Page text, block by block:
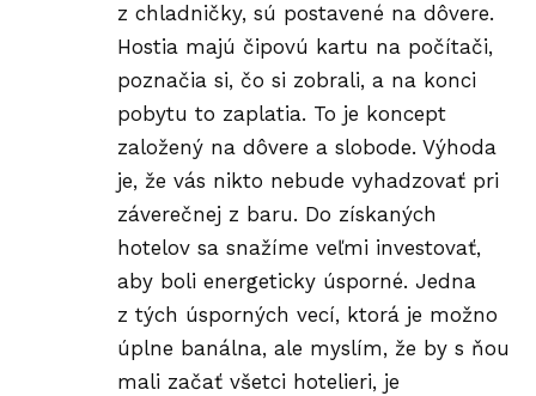
z chladničky, sú postavené na dôvere.
Hostia majú čipovú kartu na počítači,
poznačia si, čo si zobrali, a na konci
pobytu to zaplatia. To je koncept
založený na dôvere a slobode. Výhoda
je, že vás nikto nebude vyhadzovať pri
záverečnej z baru. Do získaných
hotelov sa snažíme veľmi investovať,
aby boli energeticky úsporné. Jedna
z tých úsporných vecí, ktorá je možno
úplne banálna, ale myslím, že by s ňou
mali začať všetci hotelieri, je